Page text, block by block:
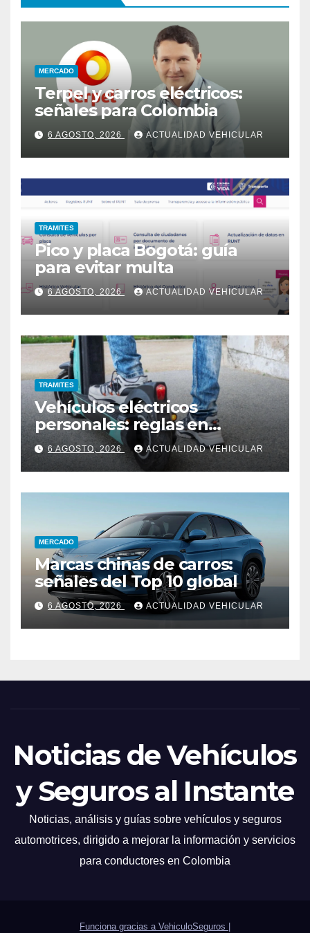
MERCADO
Terpel y carros eléctricos:
señales para Colombia
6 AGOSTO, 2026 ACTUALIDAD VEHICULAR
TRAMITES
Pico y placa Bogotá: guía
para evitar multa
6 AGOSTO, 2026 ACTUALIDAD VEHICULAR
TRAMITES
Vehículos eléctricos
personales: reglas en
Colombia
6 AGOSTO, 2026 ACTUALIDAD VEHICULAR
MERCADO
Marcas chinas de carros:
señales del Top 10 global
6 AGOSTO, 2026 ACTUALIDAD VEHICULAR
Noticias de Vehículos
y Seguros al Instante
Noticias, análisis y guías sobre vehículos y seguros
automotrices, dirigido a mejorar la información y servicios
para conductores en Colombia
Funciona gracias a VehiculoSeguros